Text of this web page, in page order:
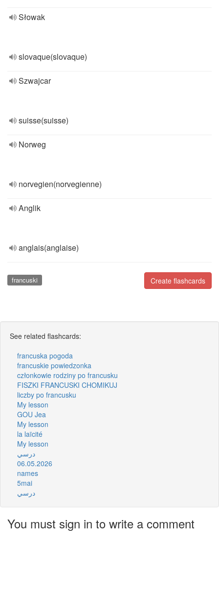
Słowak
slovaque(slovaque)
Szwajcar
suisse(suisse)
Norweg
norvegien(norvegienne)
Anglik
anglais(anglaise)
Create flashcards
francuski
See related flashcards:
francuska pogoda
francuskie powiedzonka
członkowie rodziny po francusku
FISZKI FRANCUSKI CHOMIKUJ
liczby po francusku
My lesson
GOU Jea
My lesson
la laïcité
My lesson
درسي
06.05.2026
names
5mai
درسي
You must sign in to write a comment